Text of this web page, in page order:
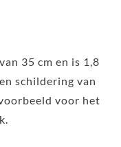
35 cm en is 1,8
schildering van
voor het